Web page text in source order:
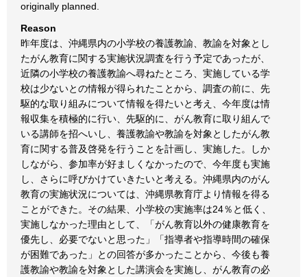
originally planned.
Reason
昨年度は、沖縄県内の小学校の養護教諭、教諭を対象とし
たがん教育に関する実施状況調査を行う予定であったが、
近隣の小学校の養護教諭へ尋ねたところ、実施している学
校は少ないとの情報が得られたことから、調査の前に、先
駆的な取り組みについて情報を得たいと考え、今年度は情
報収集を積極的に行い、先駆的に、がん教育に取り組んで
いる講師を招へいし、養護教諭や教諭を対象としたがん教
育に関する普及啓発を行うことを計画し、実施した。しか
しながら、参加率が好ましくなかったので、今年度も実施
し、さらに呼びかけていきたいと考える。沖縄県内のがん
教育の実施状況については、沖縄県教育庁より情報を得る
ことができた。その結果、小学校の実施率は24％と低く、
実施しなかった理由として、「がん教育以外の健康教育を
優先し、必要でないと思った」「指導者や指導時間の確保
が困難であった」との回答が多かったことから、今後も養
護教諭や教諭を対象とした講演会を実施し、がん教育の必